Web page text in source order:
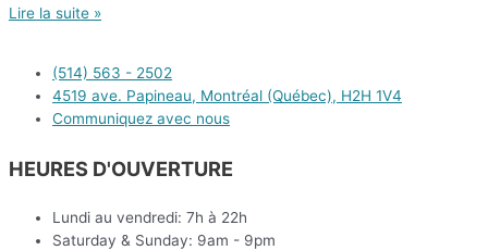
Lire la suite »
(514) 563 - 2502
4519 ave. Papineau, Montréal (Québec), H2H 1V4
Communiquez avec nous
HEURES D'OUVERTURE
Lundi au vendredi: 7h à 22h
Saturday & Sunday: 9am - 9pm